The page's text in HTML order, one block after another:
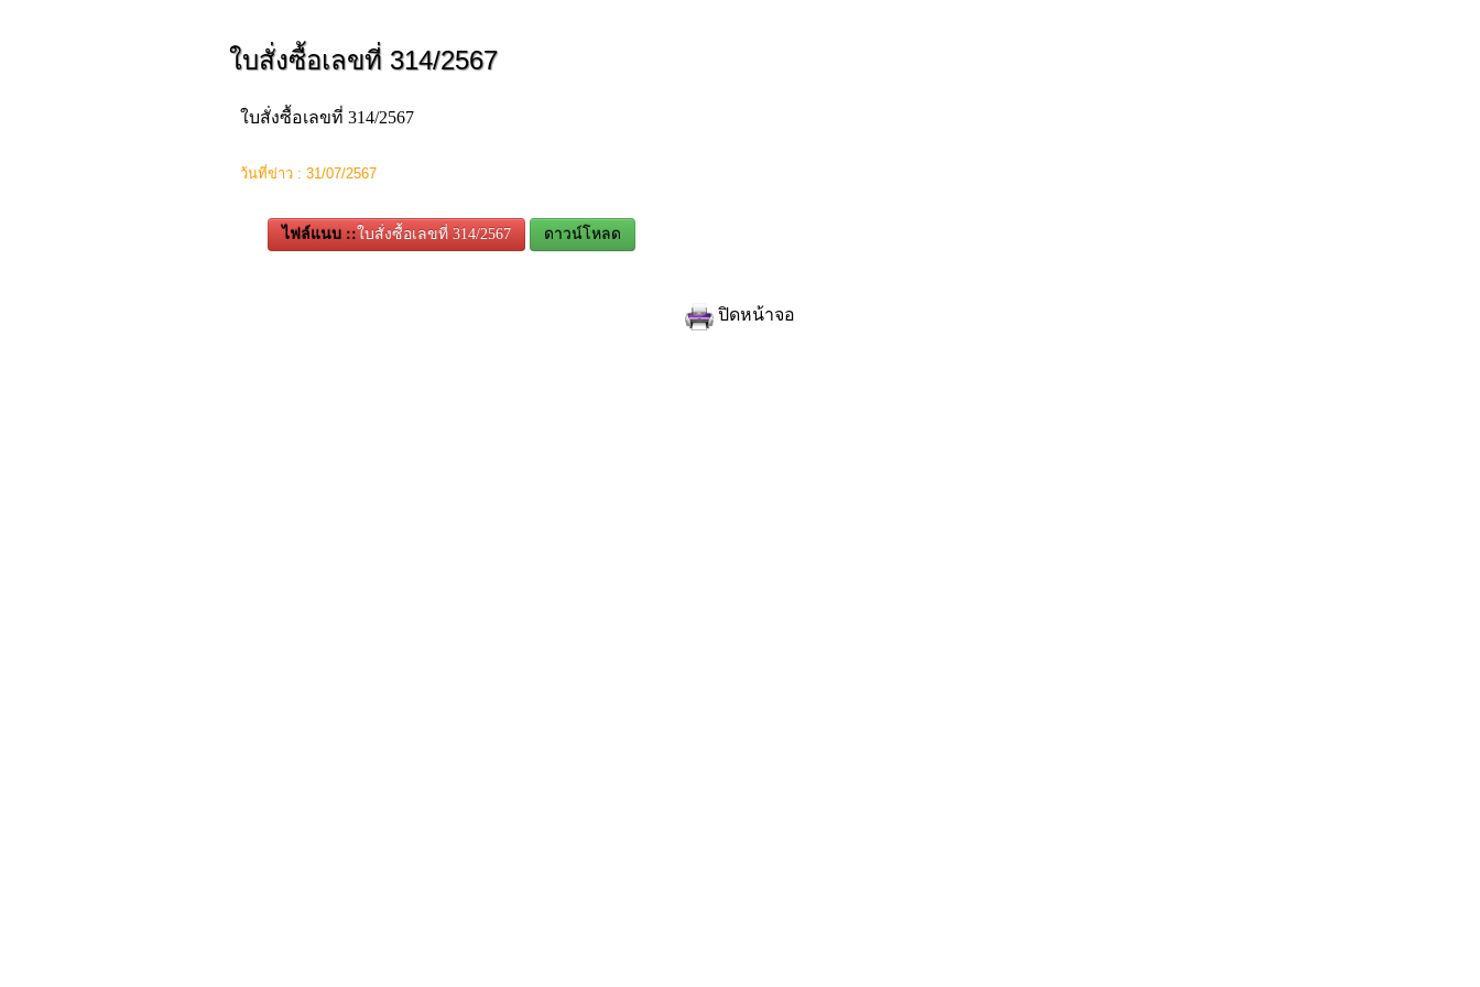
ใบสั่งซื้อเลขที่ 314/2567
ใบสั่งซื้อเลขที่ 314/2567
ว้นที่ข่าว : 31/07/2567
ไฟล์แนบ ::ใบสั่งซื้อเลขที่ 314/2567 ดาวน์โหลด
ปิดหน้าจอ